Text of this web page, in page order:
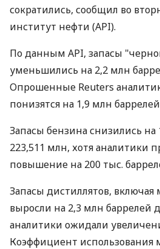
сократились, сообщил во
институт нефти (API).
По данным API, запасы
уменьшились на 2,2 млн
Опрошенные Reuters
понизятся на 1,9 млн
Запасы бензина снизились
223,511 млн, хотя аналитики
повышение на 200 тыс.
Запасы дистиллятов, включая
выросли на 2,3 млн баррелей
аналитики ожидали
Коэффициент